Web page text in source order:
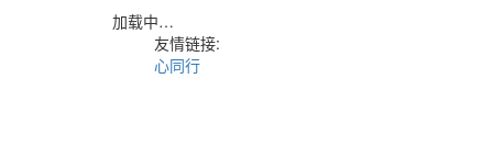
加载中…
友情链接:
心同行